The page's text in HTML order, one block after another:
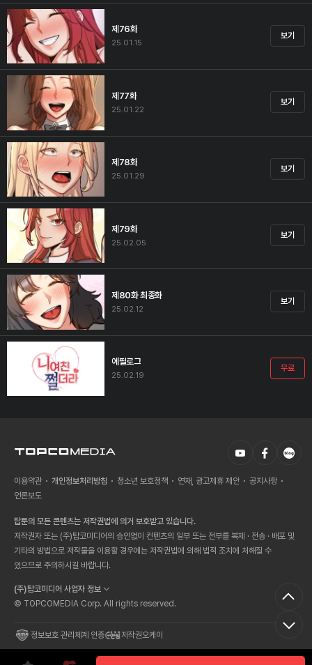
제76화
25.01.15
보기
제77화
25.01.22
보기
제78화
25.01.29
보기
제79화
25.02.05
보기
제80화 최종화
25.02.12
보기
에필로그
25.02.19
무료
이용약관 개인정보처리방침 청소년 보호정책 연재, 광고제휴 제안
공지사항
언론보도
탑툰의 모든 콘텐츠는 저작권법에 의거 보호받고 있습니다.
저작권자 또는 (주)탑코미디어의 승인없이 컨텐츠의 일부 또는 전부를 복제 · 전송 · 배포 및
기타의 방법으로 저작물을 이용할 경우에는 저작권법에 의해 법적 조치에 처해질 수
있으므로 주의하시길 바랍니다.
(주)탑코미디어 사업자 정보
© TOPCOMEDIA Corp. All rights reserved.
정보보호 관리체계 인증 저작권오케이